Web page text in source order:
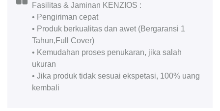
Fasilitas & Jaminan KENZIOS :
• Pengiriman cepat
• Produk berkualitas dan awet (Bergaransi 1
Tahun,Full Cover)
• Kemudahan proses penukaran, jika salah
ukuran
• Jika produk tidak sesuai ekspetasi, 100% uang
kembali